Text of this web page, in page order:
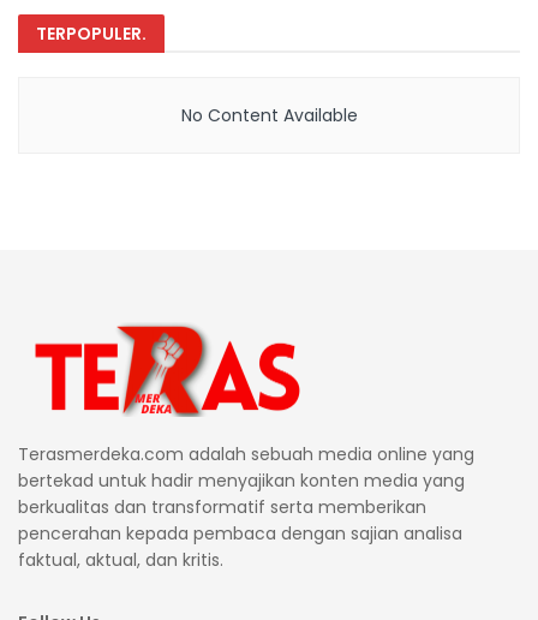
TERPOPULER.
No Content Available
Terasmerdeka.com adalah sebuah media online yang
bertekad untuk hadir menyajikan konten media yang
berkualitas dan transformatif serta memberikan
pencerahan kepada pembaca dengan sajian analisa
faktual, aktual, dan kritis.